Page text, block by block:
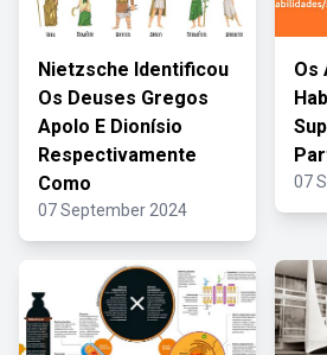
Nietzsche Identificou
Os Deuses Gregos
Apolo E Dionísio
Respectivamente
Como
07 September 2024
Os
07